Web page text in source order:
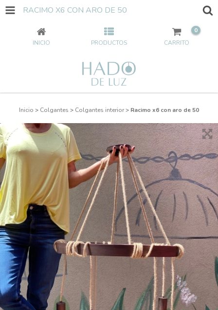
RACIMO X6 CON ARO DE 50
INICIO PRODUCTOS CARRITO
0
Inicio > Colgantes > Colgantes interior> Racimo x6 con aro de 50